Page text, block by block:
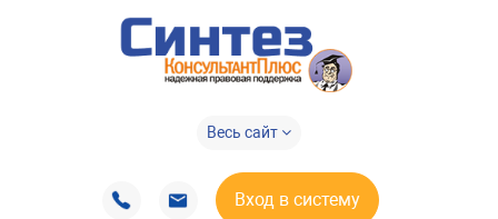
Весь сайт
Вход в систему